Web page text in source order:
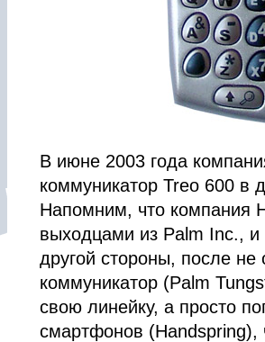
В июне 2003 года
коммуникатор Treo 600 в
Напомним, что компания
выходцами из Palm Inc.,
другой стороны, после не
коммуникатор (Palm
свою линейку, а просто
смартфонов (Handspring),